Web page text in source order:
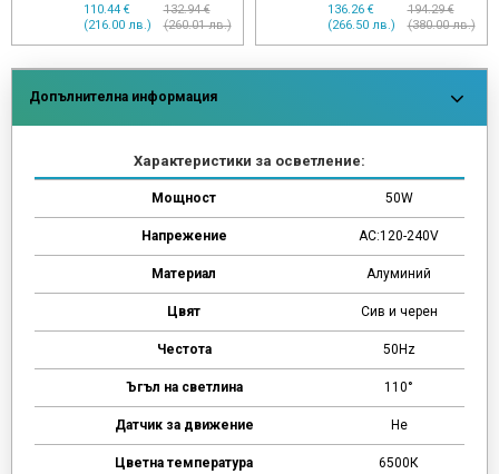
110.44 €
(216.00 лв.)
132.94 €
(260.01 лв.)
136.26 €
(266.50 лв.)
194.29 €
(380.00 лв.)
Допълнителна информация
Характеристики за осветление:
Мощност 50W
Напрежение AC:120-240V
Материал Алуминий
Цвят Сив и черен
Честота 50Hz
Ъгъл на светлина 110°
Датчик за движение Не
Цветна температура 6500К